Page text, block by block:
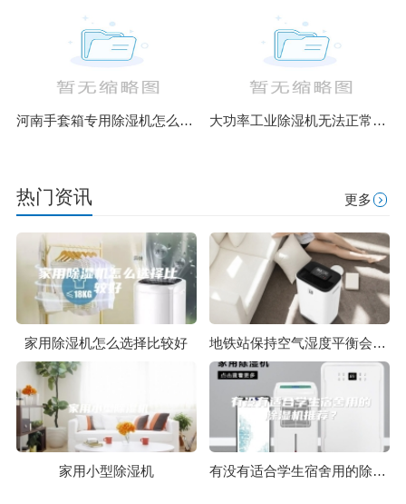
河南手套箱专用除湿机怎么样(解读2023已更新) 大功率工业除湿机无法正常使用启动怎么办
热门资讯 更多
家用除湿机怎么选择比较好 地铁站保持空气湿度平衡会依赖除湿机吗
家用小型除湿机 有没有适合学生宿舍用的除湿机推荐？